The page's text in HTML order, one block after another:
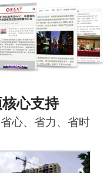
心支持
心、省力、省时